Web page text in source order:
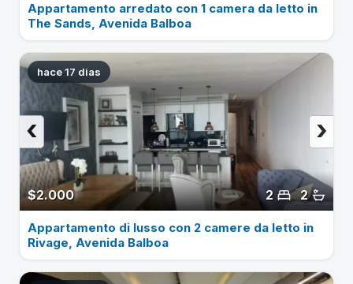
Appartamento arredato con 1 camera da letto in
The Sands, Avenida Balboa
hace 17 dias
$2.000 2
2
›
‹
Appartamento di lusso con 2 camere da letto in
Rivage, Avenida Balboa